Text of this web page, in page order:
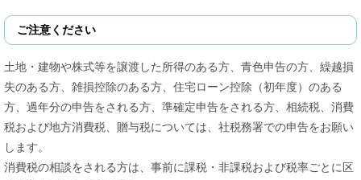
ご注意ください
土地・建物や株式等を譲渡した所得のある方、青色申告の方、繰越損
失のある方、雑損控除のある方、住宅ローン控除（初年度）のある
方、過年分の申告をされる方、準確定申告をされる方、相続税、消費
税および地方消費税、贈与税については、社税務署での申告をお願い
します。
消費税の相談をされる方は、事前に課税・非課税および税率ごとに区